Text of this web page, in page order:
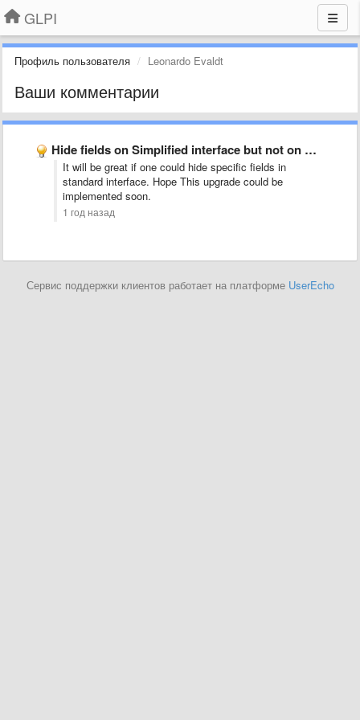
GLPI
Профиль пользователя Leonardo Evaldt
Ваши комментарии
Hide fields on Simplified interface but not on Default Interface
It will be great if one could hide specific fields in
standard interface. Hope This upgrade could be
implemented soon.
1 год назад
Сервис поддержки клиентов работает на платформе UserEcho